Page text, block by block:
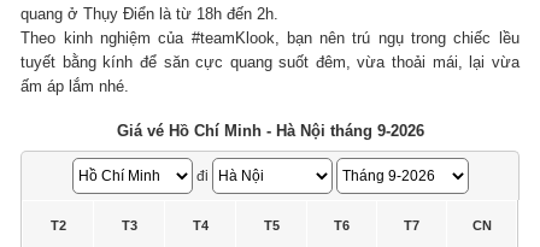
quang ở Thụy Điển là từ 18h đến 2h.
Theo kinh nghiệm của #teamKlook, bạn nên trú ngụ trong chiếc lều
tuyết bằng kính để săn cực quang suốt đêm, vừa thoải mái, lại vừa
ấm áp lắm nhé.
Giá vé Hồ Chí Minh - Hà Nội tháng 9-2026
đi
T2 T3 T4 T5 T6 T7 CN